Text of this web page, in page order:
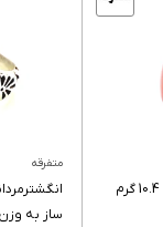
متفرقه
ساز به وزن 12.7 گرم